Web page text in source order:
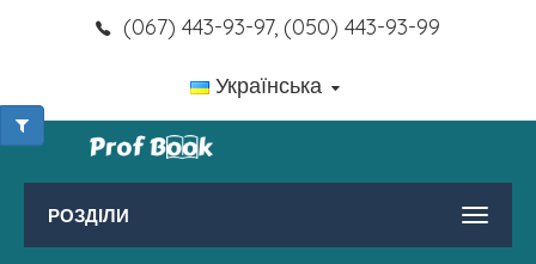
(067) 443-93-97, (050) 443-93-99
Українська
РОЗДІЛИ